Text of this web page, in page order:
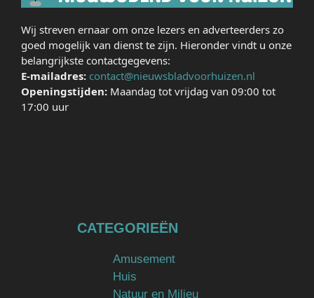
Wij streven ernaar om onze lezers en adverteerders zo
goed mogelijk van dienst te zijn. Hieronder vindt u onze
belangrijkste contactgegevens:
E-mailadres: contact@nieuwsbladvoorhuizen.nl
Openingstijden: Maandag tot vrijdag van 09:00 tot
17:00 uur
CATEGORIEËN
Amusement
Huis
Natuur en Milieu